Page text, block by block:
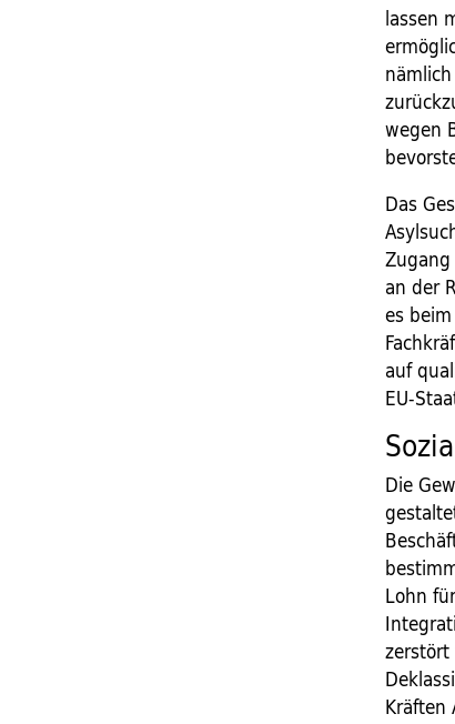
lassen
wegen
Das
an der
es
auf
EU-
Die
Lohn
Kräften